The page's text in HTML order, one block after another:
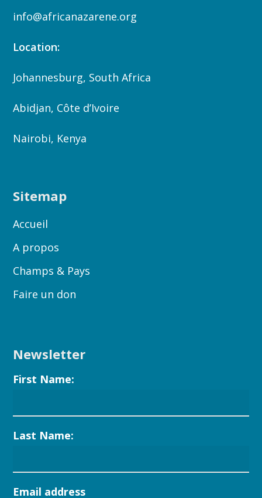
info@africanazarene.org
Location:
Johannesburg, South Africa
Abidjan, Côte d’Ivoire
Nairobi, Kenya
Sitemap
Accueil
A propos
Champs & Pays
Faire un don
Newsletter
First Name:
Last Name:
Email address